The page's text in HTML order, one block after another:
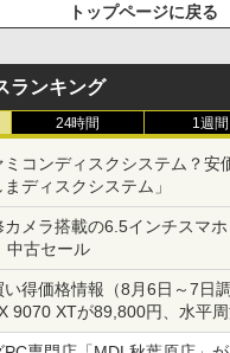
トップページに戻る
ランキング
24時間 1週間
コンディスクシステム？安
ディスクシステム」
カメラ搭載の6.5インチスマ
中古セール
得価格情報（8月6日～7日
9070 XTが89,800円、水平周
が9,801円、暑さ指数連動セ